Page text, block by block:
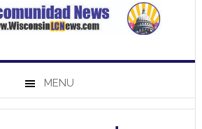
MENU